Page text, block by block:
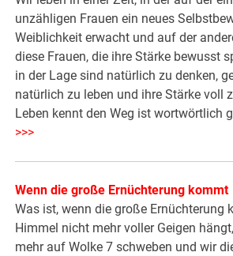
unzähligen Frauen ein neues
Weiblichkeit erwacht und auf der
diese Frauen, die ihre Stärke bewusst
in der Lage sind natürlich zu denken,
natürlich zu leben und ihre Stärke voll
Leben kennt den Weg ist wortwörtlich
>>>
Wenn die große Ernüchterung kommt
Was ist, wenn die große Ernüchterung
Himmel nicht mehr voller Geigen
mehr auf Wolke 7 schweben und wir